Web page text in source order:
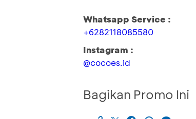
Whatsapp Service :
+6282118085580
Instagram :
@cocoes.id
Bagikan Promo Ini